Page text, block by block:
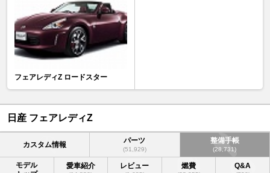
フェアレディZ ロードスター
日産 フェアレディZ
カスタム情報 パーツ
(51,929)
整備手帳
(28,731)
モデル
愛車紹介 レビュー 燃費 Q&A